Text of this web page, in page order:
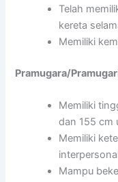
Telah
kereta
Memiliki
Pramugara/
Memiliki
dan 155 cm
Memiliki
Mampu